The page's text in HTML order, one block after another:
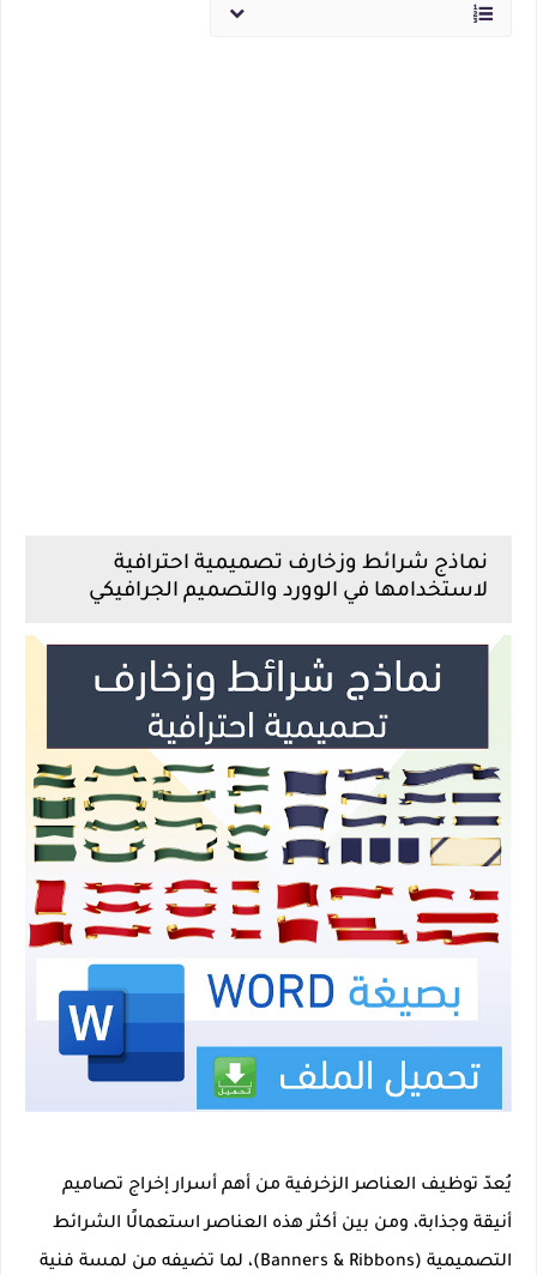
نماذج شرائط وزخارف تصميمية احترافية
لاستخدامها في الوورد والتصميم الجرافيكي
يُعدّ توظيف العناصر الزخرفية من أهم أسرار إخراج تصاميم
أنيقة وجذابة، ومن بين أكثر هذه العناصر استعمالًا الشرائط
التصميمية (Banners & Ribbons)
، لما تضيفه من لمسة فنية